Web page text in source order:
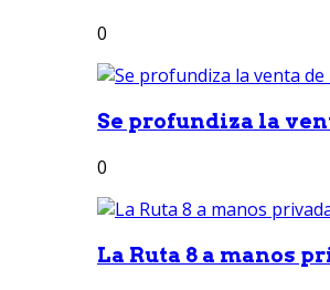
0
Se profundiza la
0
La Ruta 8 a manos